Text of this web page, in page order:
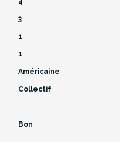
3
1
1
Américaine
Collectif
Bon